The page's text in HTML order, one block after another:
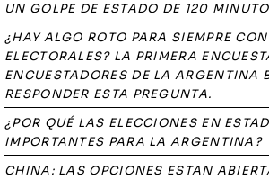
UN GOLPE DE ESTADO DE 120
¿HAY ALGO ROTO PARA SIEMPRE
ELECTORALES? LA PRIMERA
ENCUESTADORES DE LA ARGENTINA
RESPONDER ESTA PREGUNTA.
¿POR QUÉ LAS ELECCIONES EN
IMPORTANTES PARA LA ARGENTINA?
CHINA: LAS OPCIONES ESTAN